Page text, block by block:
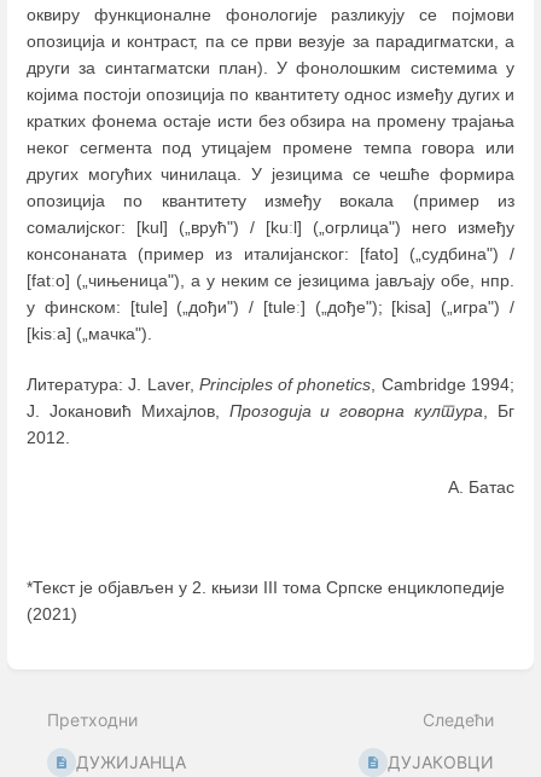
оквиру функционалне фонологије разликују се појмови
опозиција и контраст, па се први везује за парадигматски, а
други за синтагматски план). У фонолошким системима у
којима постоји опозиција по квантитету однос између дугих и
кратких фонема остаје исти без обзира на промену трајања
неког сегмента под утицајем промене темпа говора или
других могућих чинилаца. У језицима се чешће формира
опозиција по квантитету између вокала (пример из
сомалијског: [kul] („врућ") / [kuːl] („огрлица") него између
консонаната (пример из италијанског: [fato] („судбина") /
[fatːo] („чињеница"), а у неким се језицима јављају обе, нпр.
у финском: [tule] („дођи") / [tuleː] („дође"); [kisa] („игра") /
[kisːa] („мачка").
Литература: J. Laver, Principles of phonetics , Cambridge 1994;
Ј. Јокановић Михајлов, Прозодија и говорна култура , Бг
2012.
А. Батас
*Текст је објављен у 2. књизи III тома Српске енциклопедије
(2021)
mode
Претходни
ДУЖИЈАНЦА
Следећи
ДУЈАКОВЦИ